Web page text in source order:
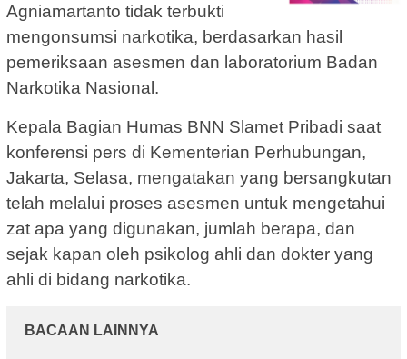
Agniamartanto tidak terbukti
mengonsumsi narkotika, berdasarkan hasil
pemeriksaan asesmen dan laboratorium Badan
Narkotika Nasional.
Kepala Bagian Humas BNN Slamet Pribadi saat
konferensi pers di Kementerian Perhubungan,
Jakarta, Selasa, mengatakan yang bersangkutan
telah melalui proses asesmen untuk mengetahui
zat apa yang digunakan, jumlah berapa, dan
sejak kapan oleh psikolog ahli dan dokter yang
ahli di bidang narkotika.
BACAAN LAINNYA